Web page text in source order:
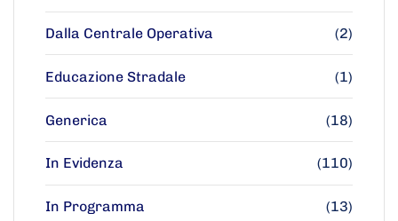
Dalla Centrale Operativa (2)
Educazione Stradale (1)
Generica (18)
In Evidenza (110)
In Programma (13)